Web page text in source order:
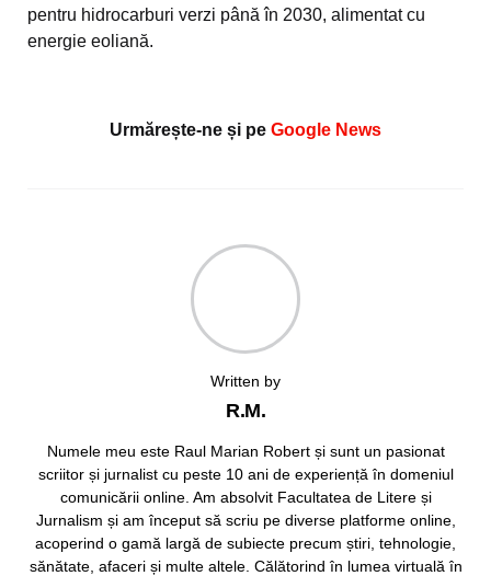
pentru hidrocarburi verzi până în 2030, alimentat cu
energie eoliană.
Urmărește-ne și pe Google News
Written by
R.M.
Numele meu este Raul Marian Robert și sunt un pasionat
scriitor și jurnalist cu peste 10 ani de experiență în domeniul
comunicării online. Am absolvit Facultatea de Litere și
Jurnalism și am început să scriu pe diverse platforme online,
acoperind o gamă largă de subiecte precum știri, tehnologie,
sănătate, afaceri și multe altele. Călătorind în lumea virtuală în